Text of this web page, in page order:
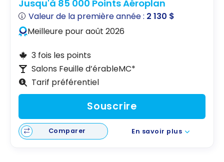
Jusqu'à 85 000 Points Aéroplan
Valeur de la première année : 2 130 $
Meilleure pour août 2026
3 fois les points
Salons Feuille d’érableMC*
Tarif préférentiel
Souscrire
Comparer En savoir plus